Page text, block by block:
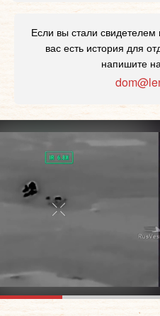
Если вы стали
вас есть история для
напишите